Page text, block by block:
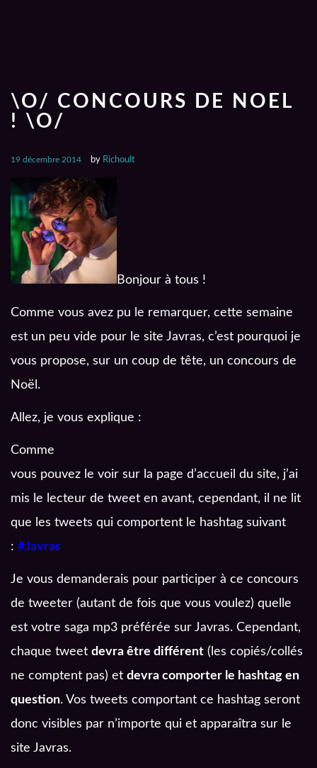
\O/ CONCOURS DE NOEL
! \O/
19 décembre 2014 by Richoult
Bonjour à tous !
Comme vous avez pu le remarquer, cette semaine
est un peu vide pour le site Javras, c’est pourquoi je
vous propose, sur un coup de tête, un concours de
Noël.
Allez, je vous explique :
Comme
vous pouvez le voir sur la page d’accueil du site, j’ai
mis le lecteur de tweet en avant, cependant, il ne lit
que les tweets qui comportent le hashtag suivant
: #Javras
Je vous demanderais pour participer à ce concours
de tweeter (autant de fois que vous voulez) quelle
est votre saga mp3 préférée sur Javras. Cependant,
chaque tweet devra être différent ( les copiés/collés
ne comptent pas) et devra comporter le hashtag en
question. Vos tweets comportant ce hashtag seront
donc visibles par n’importe qui et apparaîtra sur le
site Javras.